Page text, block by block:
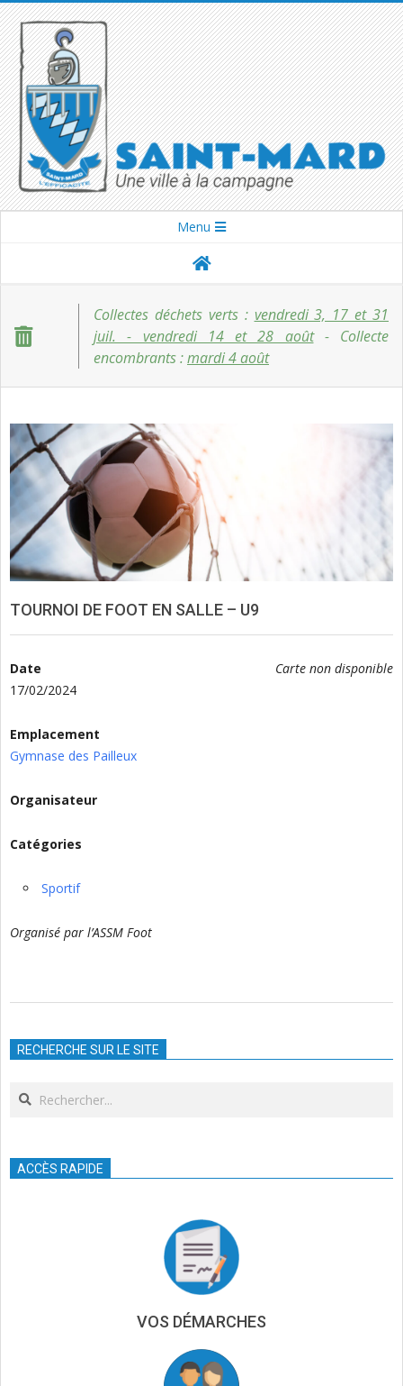
Skip
to
content
SAINT-
Menu
Collectes déchets verts : vendredi 3, 17 et 31
juil. - vendredi 14 et 28 août- Collecte
encombrants :mardi 4 août
TOURNOI DE FOOT EN SALLE – U9
Carte non disponible
Date
17/02/2024
Emplacement
Gymnase des Pailleux
Organisateur
Catégories
Sportif
Organisé par l’ASSM Foot
17RECHERCHE SUR LE SITE
Search
ACCÈS RAPIDE
VOS DÉMARCHES